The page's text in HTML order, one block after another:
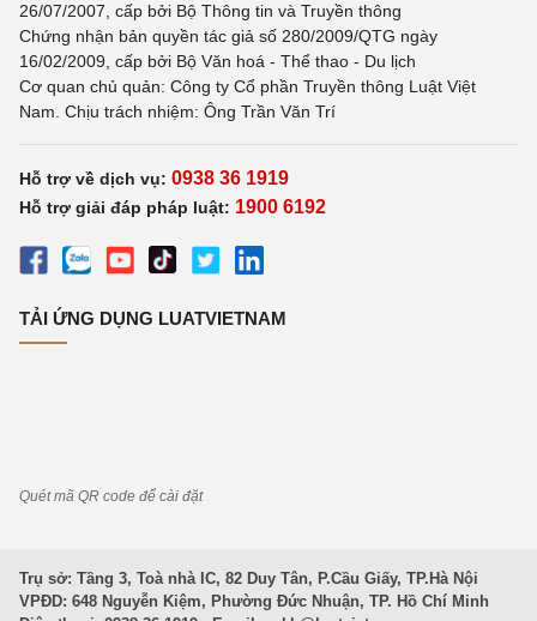
26/07/2007, cấp bởi Bộ Thông tin và Truyền thông
Chứng nhận bản quyền tác giả số 280/2009/QTG ngày
16/02/2009, cấp bởi Bộ Văn hoá - Thể thao - Du lịch
Cơ quan chủ quản: Công ty Cổ phần Truyền thông Luật Việt
Nam. Chịu trách nhiệm: Ông Trần Văn Trí
Hỗ trợ về dịch vụ: 0938 36 1919
Hỗ trợ giải đáp pháp luật: 1900 6192
TẢI ỨNG DỤNG LUATVIETNAM
Quét mã QR code để cài đặt
Trụ sở: Tầng 3, Toà nhà IC, 82 Duy Tân, P.Cầu Giấy, TP.Hà Nội
VPĐD: 648 Nguyễn Kiệm, Phường Đức Nhuận, TP. Hồ Chí Minh